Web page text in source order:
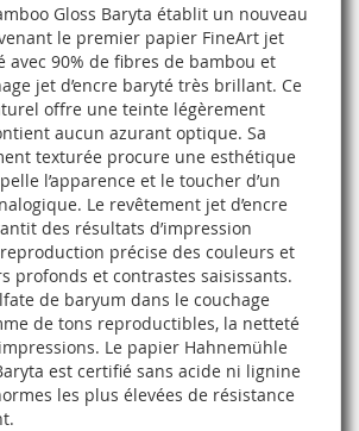
Gloss Baryta établit un nouveau
le premier papier FineArt jet
avec 90% de fibres de bambou et
jet d’encre baryté très brillant. Ce
offre une teinte légèrement
aucun azurant optique. Sa
texturée procure une esthétique
l’apparence et le toucher d’un
Le revêtement jet d’encre
des résultats d’impression
précise des couleurs et
profonds et contrastes saisissants.
de baryum dans le couchage
de tons reproductibles, la netteté
Le papier Hahnemühle
est certifié sans acide ni lignine
les plus élevées de résistance